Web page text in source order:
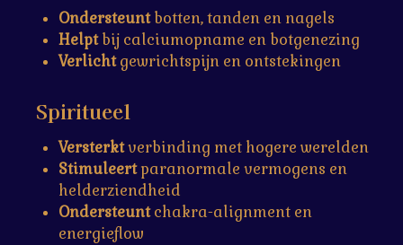
Ondersteuntbotten, tanden en nagels
Helptbij calciumopname en botgenezing
Verlichtgewrichtspijn en ontstekingen
Spiritueel
Versterktverbinding met hogere werelden
Stimuleertparanormale vermogens en
helderziendheid
Ondersteuntchakra-alignment en
energieflow